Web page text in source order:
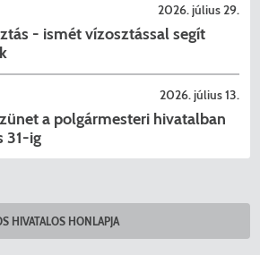
2026. július 29.
- ismét vízosztással segít
2026. július 13.
a polgármesteri hivatalban
31-ig
HIVATALOS HONLAPJA